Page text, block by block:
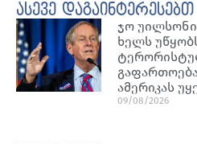
ასევე დაგაინტერესებთ
ჯო
ხელს
ამერიკას
09/08/2026